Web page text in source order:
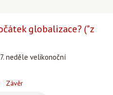
globalizace? ("z
neděle velikonoční
Závěr